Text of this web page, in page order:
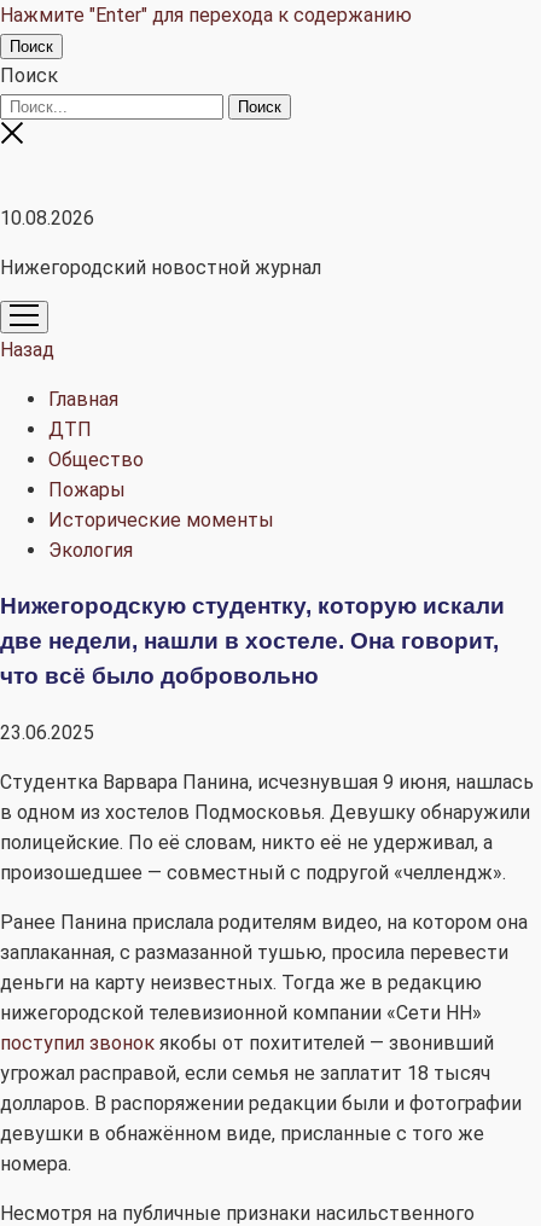
Нажмите "Enter" для перехода к содержанию
Поиск
Поиск
10.08.2026
Нижегородский новостной журнал
открыть
меню
Назад
Главная
ДТП
Общество
Пожары
Исторические моменты
Экология
Нижегородскую студентку, которую искали
две недели, нашли в хостеле. Она говорит,
что всё было добровольно
23.06.2025
Студентка Варвара Панина, исчезнувшая 9 июня, нашлась
в одном из хостелов Подмосковья. Девушку обнаружили
полицейские. По её словам, никто её не удерживал, а
произошедшее — совместный с подругой «челлендж».
Ранее Панина прислала родителям видео, на котором она
заплаканная, с размазанной тушью, просила перевести
деньги на карту неизвестных. Тогда же в редакцию
нижегородской телевизионной компании «Сети НН»
поступил звонок якобы от похитителей — звонивший
угрожал расправой, если семья не заплатит 18 тысяч
долларов. В распоряжении редакции были и фотографии
девушки в обнажённом виде, присланные с того же
номера.
Несмотря на публичные признаки насильственного